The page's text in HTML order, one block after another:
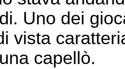
Uno dei
vista
capellò.